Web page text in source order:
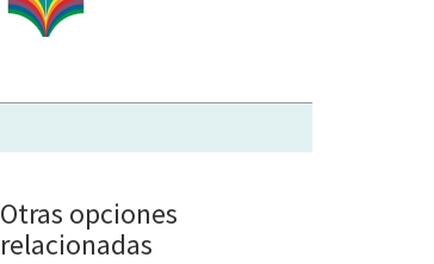
Otras opciones
relacionadas